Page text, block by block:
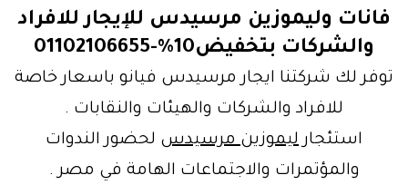
فانات وليموزين مرسيدس للإيجار للافراد
والشركات بتخفيض10%-01102106655
توفر لك شركتنا ايجار مرسيدس فيانو باسعار خاصة
للافراد والشركات والهيئات والنقابات .
استئجار ليموزين مرسيدس لحضور الندوات
والمؤتمرات والاجتماعات الهامة في مصر .